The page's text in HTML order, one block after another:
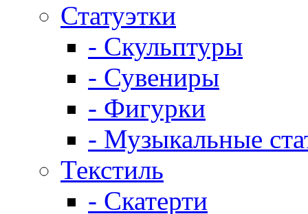
Статуэтки
- Скульптуры
- Сувениры
- Фигурки
- Музыкальные
Текстиль
- Скатерти